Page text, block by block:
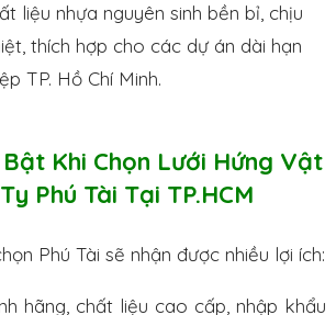
liệu nhựa nguyên sinh bền bỉ, chịu
thích hợp cho các dự án dài hạn
TP. Hồ Chí Minh.
Khi Chọn Lưới Hứng Vật
Phú Tài Tại TP.HCM
Phú Tài sẽ nhận được nhiều lợi ích:
hãng, chất liệu cao cấp, nhập khẩu